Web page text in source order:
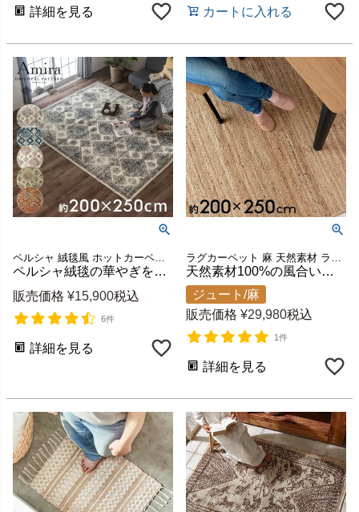
詳細を見る カートに入れる
ペルシャ 絨毯風 ホットカーペット 床暖房 可 センターラグ リビングラグ 韓国 韓国インテリア マット アイボリー ネイビー ブルー モロカン rug carpet アンティーク風 新生活 かわいい
ペルシャ絨毯の華やぎを日常に ウィルトン織オリエンタルラグ Amira 約200×250cm (3畳相当) [od-eg830]
販売価格 ¥15,900税込
6件
詳細を見る
ラグカーペット 麻 天然素材 ラグマット 黄麻 ハンドメイド
天然素材100%の風合いが映えるジュートラグ 大判 約200×250cm 長方形 [34438]
ジュート/麻
販売価格 ¥29,980税込
1件
詳細を見る